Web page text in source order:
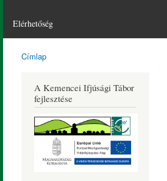
Elérhetőség
Kemence
Község
Honlapja
Címlap
A Kemencei Ifjúsági Tábor
fejlesztése